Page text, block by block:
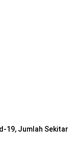
19, Jumlah Sekitar